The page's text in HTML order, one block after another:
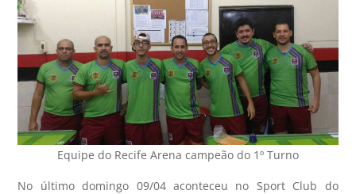
Equipe do Recife Arena campeão do 1º Turno
No último domingo 09/04 aconteceu no Sport Club do